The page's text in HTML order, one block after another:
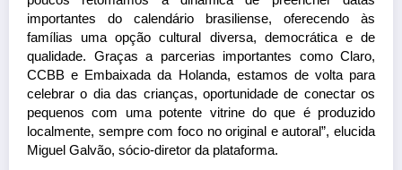
importantes do calendário brasiliense, oferecendo às
famílias uma opção cultural diversa, democrática e de
qualidade. Graças a parcerias importantes como Claro,
CCBB e Embaixada da Holanda, estamos de volta para
celebrar o dia das crianças, oportunidade de conectar os
pequenos com uma potente vitrine do que é produzido
localmente, sempre com foco no original e autoral”, elucida
Miguel Galvão, sócio-diretor da plataforma.